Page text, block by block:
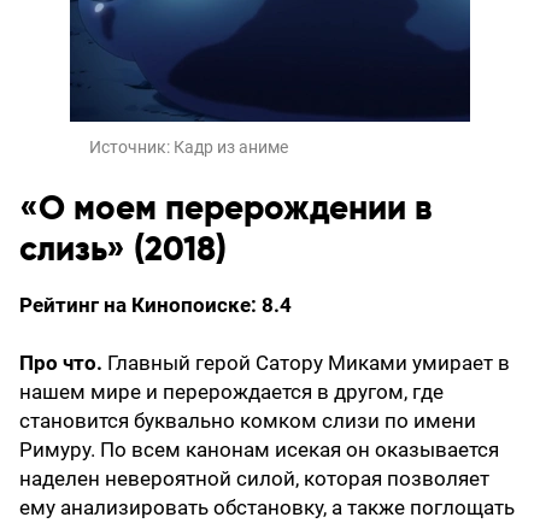
Источник: Кадр из аниме
«О моем перерождении в
слизь» (2018)
Рейтинг на Кинопоиске: 8.4
Про что. Главный герой Сатору Миками умирает в
нашем мире и перерождается в другом, где
становится буквально комком слизи по имени
Римуру. По всем канонам исекая он оказывается
наделен невероятной силой, которая позволяет
ему анализировать обстановку, а также поглощать